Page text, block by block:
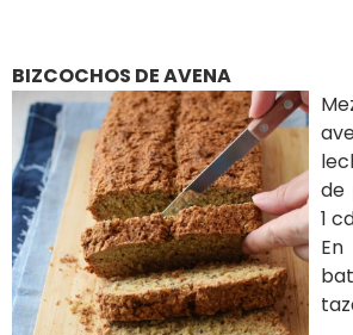
BIZCOCHOS DE AVENA
de
1